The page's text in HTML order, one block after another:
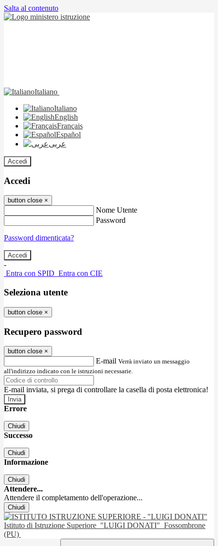
Salta al contenuto
Italiano
Italiano
English
Français
Español
عربى
Accedi
Accedi
button close ×
Nome Utente
Password
Password dimenticata?
-
Entra con SPID Entra con CIE
Seleziona utente
button close ×
Recupero password
button close ×
E-mail Verrà inviato un messaggio
all'indirizzo indicato con le istruzioni necessarie.
E-mail inviata, si prega di controllare la casella di posta elettronica!
Errore
Chiudi
Successo
Chiudi
Informazione
Chiudi
Attendere...
Attendere il completamento dell'operazione...
Chiudi
Istituto di Istruzione Superiore "LUIGI DONATI" Fossombrone
(PU)